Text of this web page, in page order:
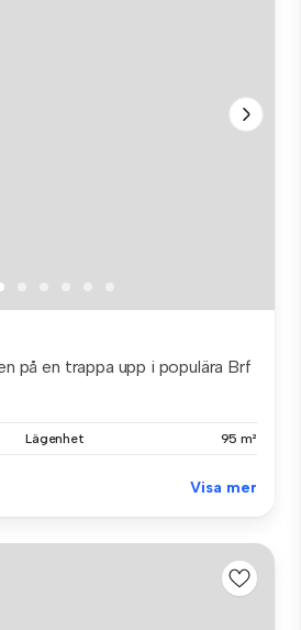
på en trappa upp i populära Brf
Lägenhet 95 m²
Visa mer